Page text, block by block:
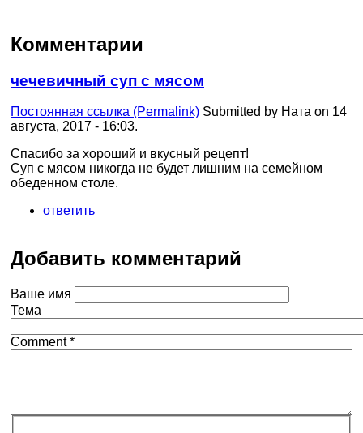
Комментарии
чечевичный суп с мясом
Постоянная ссылка (Permalink) Submitted by Ната on 14
августа, 2017 - 16:03.
Спасибо за хороший и вкусный рецепт!
Суп с мясом никогда не будет лишним на семейном
обеденном столе.
ответить
Добавить комментарий
Ваше имя
Тема
Comment*